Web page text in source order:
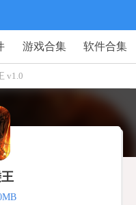
游戏合集 软件合集
v1.0